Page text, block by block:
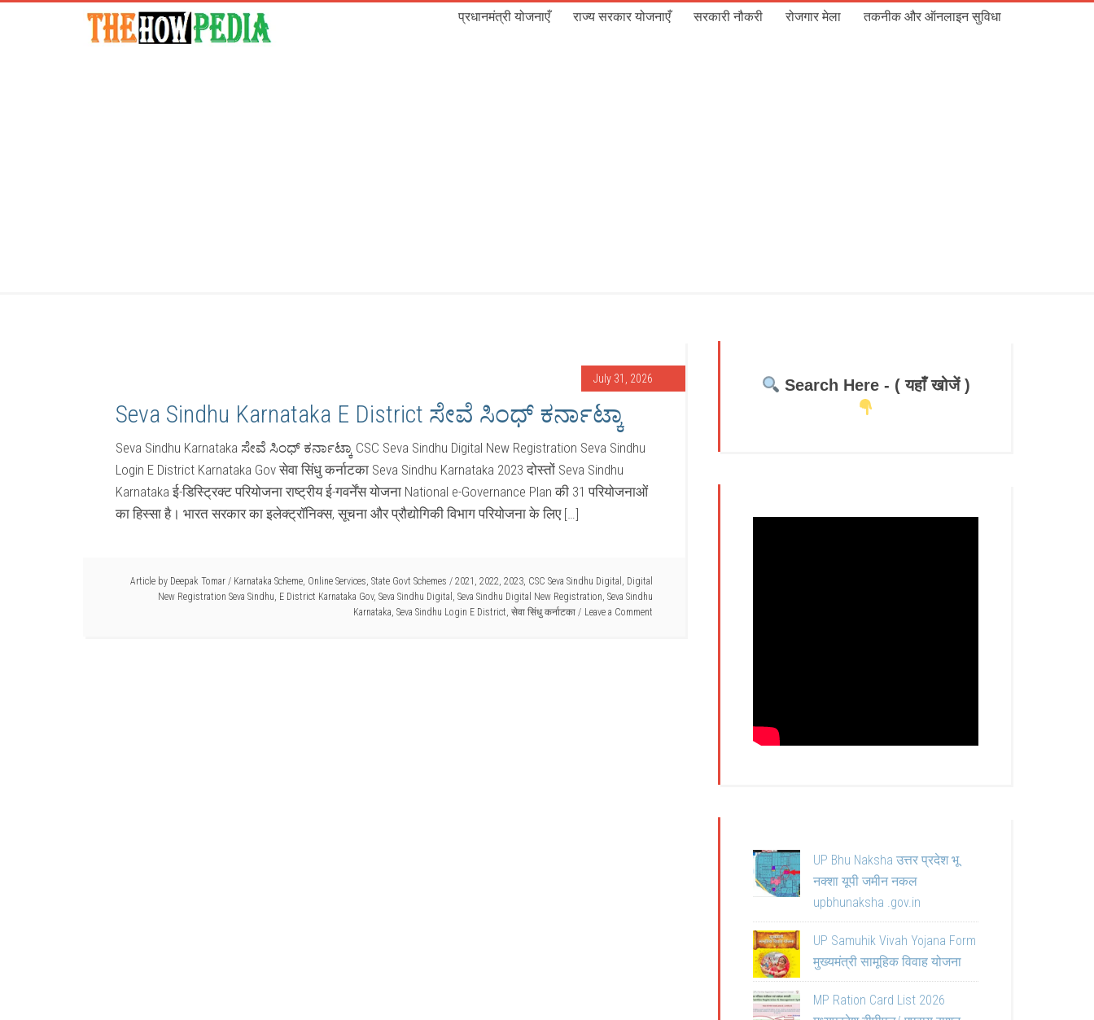
प्रधानमंत्री योजनाएँ राज्य सरकार योजनाएँ सरकारी नौकरी रोजगार मेला तकनीक और ऑनलाइन सुविधा
July 31, 2026
Seva Sindhu Karnataka E District ಸೇವೆ ಸಿಂಧ್ ಕರ್ನಾಟ್ಕಾ
Seva Sindhu Karnataka ಸೇವೆ ಸಿಂಧ್ ಕರ್ನಾಟ್ಕಾ CSC Seva Sindhu Digital New Registration Seva Sindhu
Login E District Karnataka Gov सेवा सिंधु कर्नाटका Seva Sindhu Karnataka 2023 दोस्तों Seva Sindhu
Karnataka ई-डिस्ट्रिक्ट परियोजना राष्ट्रीय ई-गवर्नेंस योजना National e-Governance Plan की 31 परियोजनाओं
का हिस्सा है। भारत सरकार का इलेक्ट्रॉनिक्स, सूचना और प्रौद्योगिकी विभाग परियोजना के लिए […]
Article by Deepak Tomar / Karnataka Scheme, Online Services, State Govt Schemes / 2021 , 2022, 2023, CSC Seva Sindhu Digital , Digital
New Registration Seva Sindhu, E District Karnataka Gov, Seva Sindhu Digital , Seva Sindhu Digital New Registration, Seva Sindhu
Karnataka, Seva Sindhu Login E District, सेवा सिंधु कर्नाटका Leave a Comment
Search Here - ( यहाँ खोजें )
UP Bhu Naksha उत्तर प्रदेश भू
नक्शा यूपी जमीन नकल
upbhunaksha .gov.in
UP Samuhik Vivah Yojana Form
मुख्यमंत्री सामूहिक विवाह योजना
MP Ration Card List 2026